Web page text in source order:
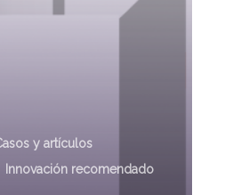
y artículos
Innovación recomendado